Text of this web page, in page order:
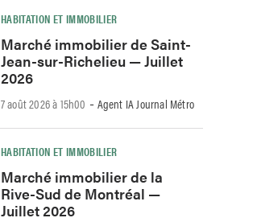
HABITATION ET IMMOBILIER
Marché immobilier de Saint-
Jean-sur-Richelieu — Juillet
2026
7 août 2026 à 15h00 -Agent IA Journal Métro
HABITATION ET IMMOBILIER
Marché immobilier de la
Rive-Sud de Montréal —
Juillet 2026